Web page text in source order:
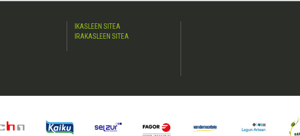
IKASLEEN SITEA
IRAKASLEEN SITEA